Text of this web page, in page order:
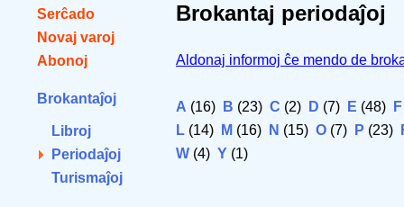
Serĉado
Novaj varoj
Abonoj
Brokantaĵoj
Libroj
Periodaĵoj
Turismaĵoj
Brokantaj periodaĵoj
Aldonaj informoj ĉe mendo de
A (16) B (23) C (2) D (7) E (48) F
L (14) M (16) N (15) O (7) P (23)
W (4) Y (1)